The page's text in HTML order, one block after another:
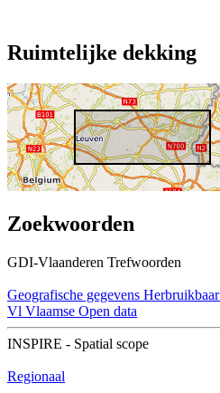
Ruimtelijke dekking
Zoekwoorden
GDI-Vlaanderen Trefwoorden
Geografische gegevens Herbruikbaar
Vl Vlaamse Open data
INSPIRE - Spatial scope
Regionaal